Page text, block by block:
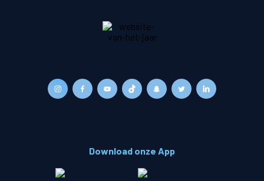
Download onze App